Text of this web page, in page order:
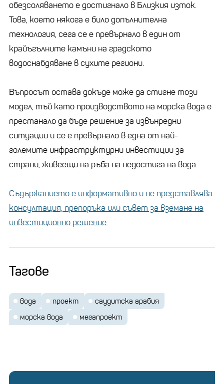
обезсоляването е достигнало в Близкия изток.
Това, което някога е било допълнителна
технология, сега се е превърнало в един от
крайъгълните камъни на градското
водоснабдяване в сухите региони.
Въпросът остава докъде може да стигне този
модел, тъй като производството на морска вода е
престанало да бъде решение за извънредни
ситуации и се е превърнало в една от най-
големите инфраструктурни инвестиции за
страни, живеещи на ръба на недостига на вода.
Съдържанието е информативно и не представлява
консултация, препоръка или съвет за вземане на
инвестиционно решение.
Тагове
вода проект
саудитска арабия
морска вода
мегапроект